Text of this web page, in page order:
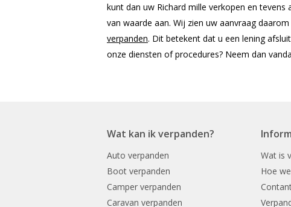
kunt dan uw Richard mille verkopen en
van waarde aan. Wij zien uw aanvraag
verpanden. Dit betekent dat u een lening
onze diensten of procedures? Neem dan
Wat kan ik verpanden?
Auto verpanden
Boot verpanden
Camper verpanden
Caravan verpanden
Wat is
Hoe